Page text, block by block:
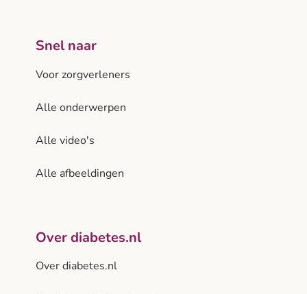
Snel naar
Voor zorgverleners
Alle onderwerpen
Alle video's
Alle afbeeldingen
Over diabetes.nl
Over diabetes.nl